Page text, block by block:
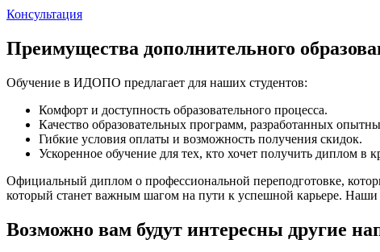
Консультация
Преимущества дополнительного
Обучение в ИДОПО предлагает для наших студентов:
Комфорт и доступность образовательного процесса.
Качество образовательных программ, разработанных
Гибкие условия оплаты и возможность получения скидок.
Ускоренное обучение для тех, кто хочет получить диплом в
Официальный диплом о профессиональной переподготовке,
который станет важным шагом на пути к успешной карьере.
Возможно вам будут интересны другие